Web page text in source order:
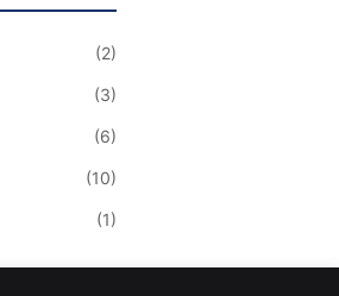
(2)
(3)
(6)
(10)
(1)